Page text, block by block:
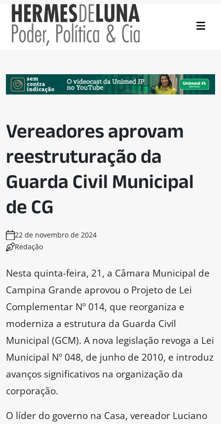
Vereadores aprovam
reestruturação da
Guarda Civil Municipal
de CG
22 de novembro de 2024
Redação
Nesta quinta-feira, 21, a Câmara Municipal de
Campina Grande aprovou o Projeto de Lei
Complementar Nº 014, que reorganiza e
moderniza a estrutura da Guarda Civil
Municipal (GCM). A nova legislação revoga a Lei
Municipal Nº 048, de junho de 2010, e introduz
avanços significativos na organização da
corporação.
O líder do governo na Casa, vereador Luciano